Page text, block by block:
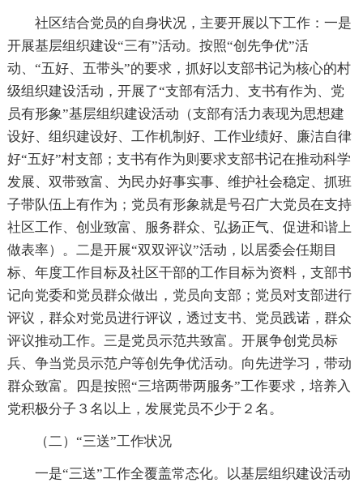
社区结合党员的自身状况，主要开展以下工作：一是
开展基层组织建设“三有”活动。按照“创先争优”活
动、“五好、五带头”的要求，抓好以支部书记为核心的村
级组织建设活动，开展了“支部有活力、支书有作为、党
员有形象”基层组织建设活动（支部有活力表现为思想建
设好、组织建设好、工作机制好、工作业绩好、廉洁自律
好“五好”村支部；支书有作为则要求支部书记在推动科学
发展、双带致富、为民办好事实事、维护社会稳定、抓班
子带队伍上有作为；党员有形象就是号召广大党员在支持
社区工作、创业致富、服务群众、弘扬正气、促进和谐上
做表率）。二是开展“双双评议”活动，以居委会任期目
标、年度工作目标及社区干部的工作目标为资料，支部书
记向党委和党员群众做出，党员向支部；党员对支部进行
评议，群众对党员进行评议，透过支书、党员践诺，群众
评议推动工作。三是党员示范共致富。开展争创党员标
兵、争当党员示范户等创先争优活动。向先进学习，带动
群众致富。四是按照“三培两带两服务”工作要求，培养入
党积极分子３名以上，发展党员不少于２名。
（二）“三送”工作状况
一是“三送”工作全覆盖常态化。以基层组织建设活动